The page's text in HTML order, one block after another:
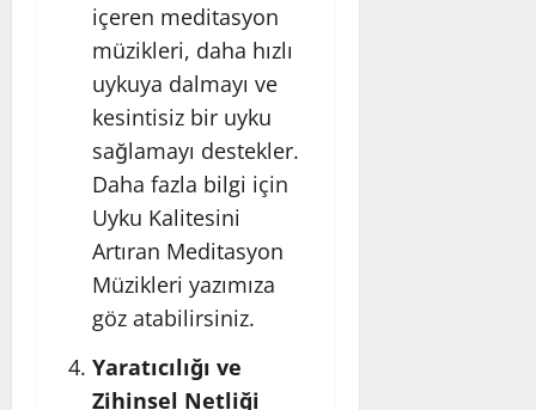
içeren meditasyon
müzikleri, daha hızlı
uykuya dalmayı ve
kesintisiz bir uyku
sağlamayı destekler.
Daha fazla bilgi için
Uyku Kalitesini
Artıran Meditasyon
Müzikleri yazımıza
göz atabilirsiniz.
Yaratıcılığı ve
Zihinsel Netliği